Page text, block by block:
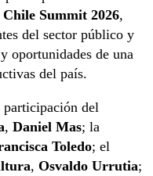
Chile Summit 2026,
del sector público y
oportunidades de una
del país.
participación del
, Daniel Mas; la
Toledo; el
, Osvaldo Urrutia;